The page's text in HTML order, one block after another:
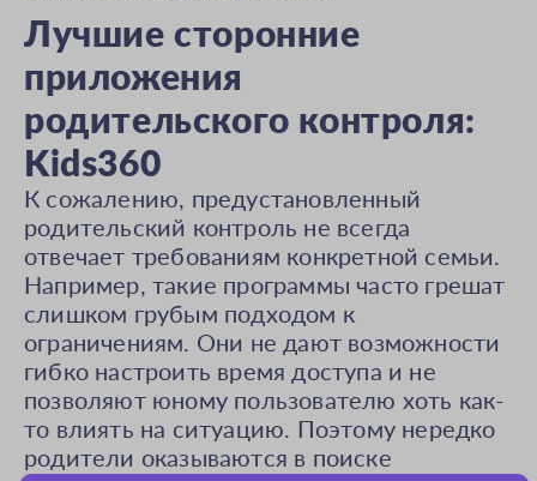
Лучшие сторонние
приложения
родительского контроля:
Kids360
К сожалению, предустановленный
родительский контроль не всегда
отвечает требованиям конкретной семьи.
Например, такие программы часто грешат
слишком грубым подходом к
ограничениям. Они не дают возможности
гибко настроить время доступа и не
позволяют юному пользователю хоть как-
то влиять на ситуацию. Поэтому нередко
родители оказываются в поиске